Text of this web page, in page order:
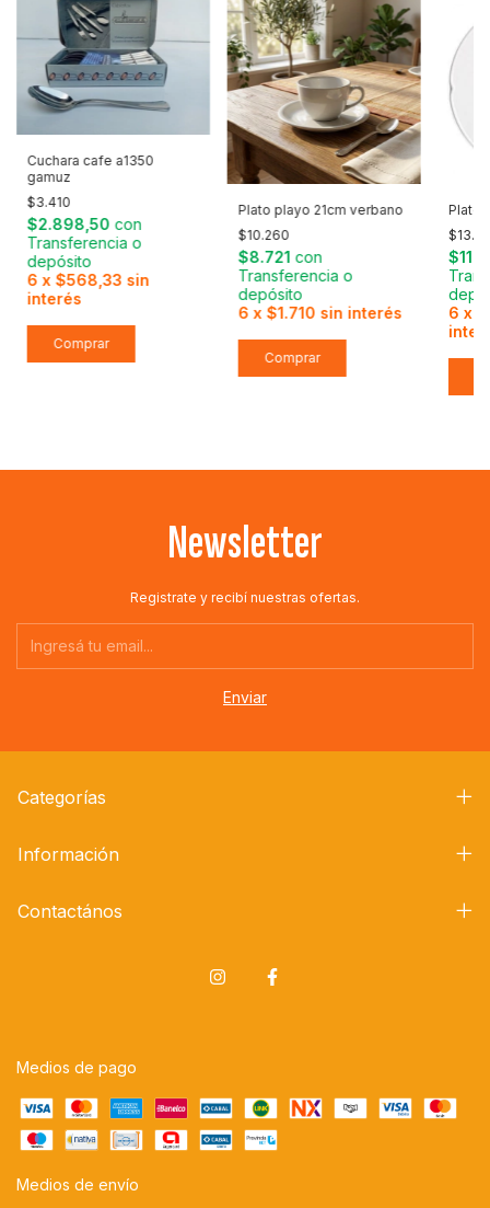
Cuchara cafe a1350
gamuz
$3.410
$2.898,50 con
Transferencia o
depósito
6 x$568,33 sin
interés
Plato playo 21cm verbano
$10.260
$8.721 con
Transferencia o
depósito
6 x$1.710 sin interés
Plato
6 x
Newsletter
Registrate y recibí nuestras ofertas.
Categorías
Información
Contactános
Medios de pago
Medios de envío